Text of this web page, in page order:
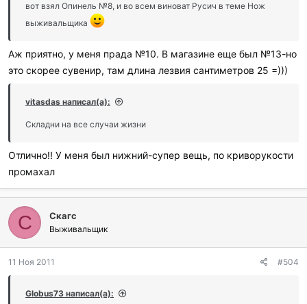
вот взял Опинель №8, и во всем виноват Русич в теме Нож
выживальщика
Аж приятно, у меня прада №10. В магазине еще был №13-но
это скорее сувенир, там длина лезвия сантиметров 25 =)))
vitasdas написал(а):
Складни на все случаи жизни
Отлично!! У меня был нижний-супер вещь, по криворукости
промахал
С Скагс
Выживальщик
11 Ноя 2011 #504
Globus73 написал(а):